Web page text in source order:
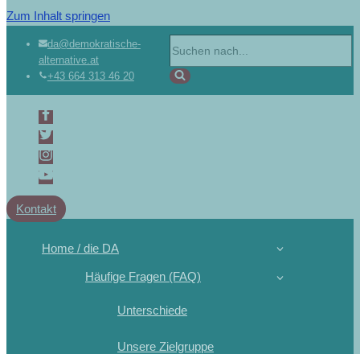
Zum Inhalt springen
da@demokratische-
alternative.at
+43 664 313 46 20
Kontakt
Home / die DA
Häufige Fragen (FAQ)
Unterschiede
Unsere Zielgruppe